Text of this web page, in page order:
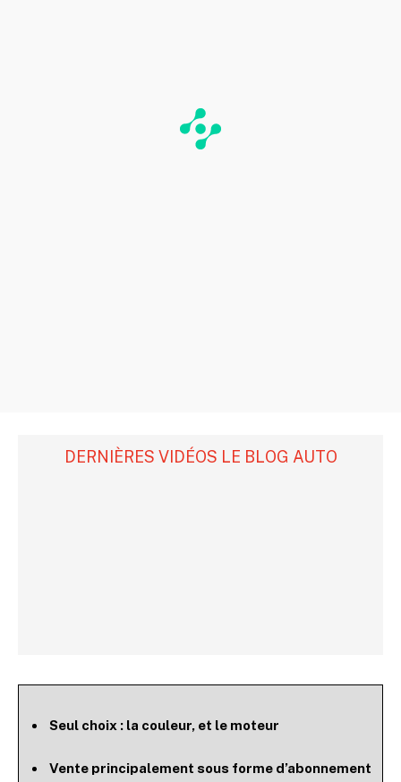
DERNIÈRES VIDÉOS LE BLOG AUTO
Seul choix : la couleur, et le moteur
Vente principalement sous forme d’abonnement